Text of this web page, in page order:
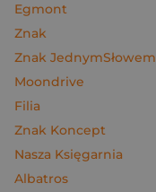
Egmont
Znak
Znak JednymSłowem
Moondrive
Filia
Znak Koncept
Nasza Księgarnia
Albatros